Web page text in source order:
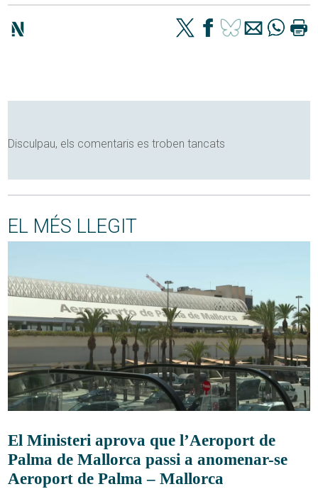
Disculpau, els comentaris es troben tancats
EL MÉS LLEGIT
El Ministeri aprova que l’Aeroport de
Palma de Mallorca passi a anomenar-se
Aeroport de Palma – Mallorca